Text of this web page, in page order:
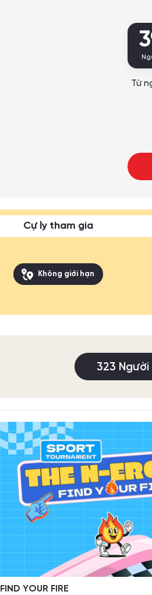
Từ
Cự ly tham gia
Không giới hạn
323
FIND YOUR FIRE